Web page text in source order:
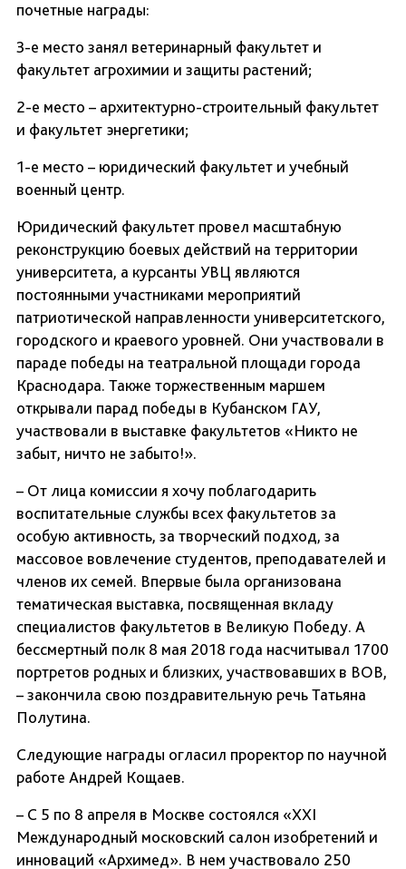
почетные награды:
3-e место занял ветеринарный факультет и
факультет агрохимии и защиты растений;
2-e место – архитектурно-строительный факультет
и факультет энергетики;
1-е место – юридический факультет и учебный
военный центр.
Юридический факультет провел масштабную
реконструкцию боевых действий на территории
университета, а курсанты УВЦ являются
постоянными участниками мероприятий
патриотической направленности университетского,
городского и краевого уровней. Они участвовали в
параде победы на театральной площади города
Краснодара. Также торжественным маршем
открывали парад победы в Кубанском ГАУ,
участвовали в выставке факультетов «Никто не
забыт, ничто не забыто!».
– От лица комиссии я хочу поблагодарить
воспитательные службы всех факультетов за
особую активность, за творческий подход, за
массовое вовлечение студентов, преподавателей и
членов их семей. Впервые была организована
тематическая выставка, посвященная вкладу
специалистов факультетов в Великую Победу. А
бессмертный полк 8 мая 2018 года насчитывал 1700
портретов родных и близких, участвовавших в ВОВ,
– закончила свою поздравительную речь Татьяна
Полутина.
Следующие награды огласил проректор по научной
работе Андрей Кощаев.
– С 5 по 8 апреля в Москве состоялся «XXI
Международный московский салон изобретений и
инноваций «Архимед». В нем участвовало 250